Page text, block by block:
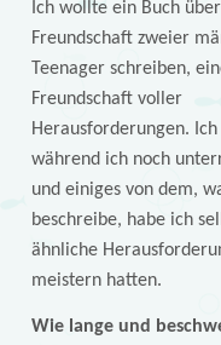
Ich wollte ein Buch
Freundschaft zweier
Teenager schreiben,
Freundschaft voller
Herausforderungen.
während ich noch
und einiges von dem,
beschreibe, habe ich
ähnliche
meistern hatten.
Wie lange und